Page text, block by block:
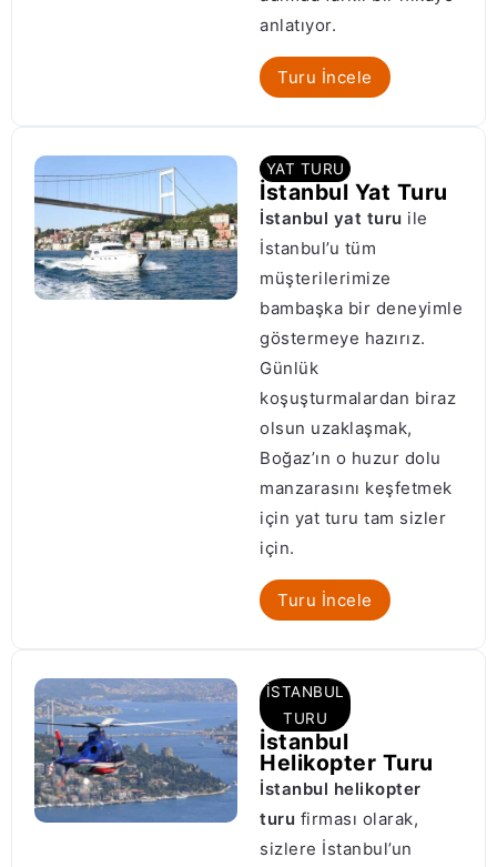
anlatıyor.
Turu İncele
YAT TURU
İstanbul Yat Turu
İstanbul yat turu ile
İstanbul’u tüm
müşterilerimize
bambaşka bir deneyimle
göstermeye hazırız.
Günlük
koşuşturmalardan biraz
olsun uzaklaşmak,
Boğaz’ın o huzur dolu
manzarasını keşfetmek
için yat turu tam sizler
için.
Turu İncele
İSTANBUL
TURU
İstanbul
Helikopter Turu
İstanbul helikopter
turu firması olarak,
sizlere İstanbul’un